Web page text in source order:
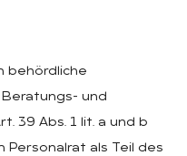
behördliche
und
39 Abs. 1 lit. a und b
Personalrat als Teil des